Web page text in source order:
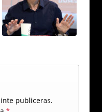
publiceras.